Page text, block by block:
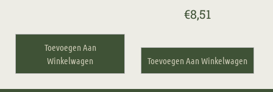
Toevoegen Aan
Winkelwagen
€8,51
Toevoegen Aan Winkelwagen